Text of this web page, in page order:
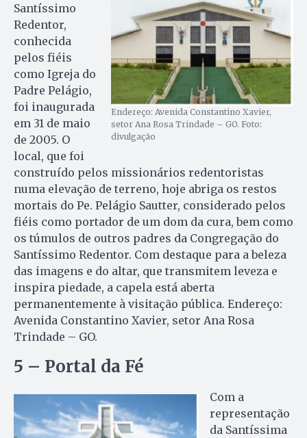
Endereço: Avenida Constantino Xavier,
setor Ana Rosa Trindade – GO. Foto:
divulgação
Santíssimo
Redentor,
conhecida
pelos fiéis
como Igreja do
Padre Pelágio,
foi inaugurada
em 31 de maio
de 2005. O
local, que foi
construído pelos missionários redentoristas
numa elevação de terreno, hoje abriga os restos
mortais do Pe. Pelágio Sautter, considerado pelos
fiéis como portador de um dom da cura, bem como
os túmulos de outros padres da Congregação do
Santíssimo Redentor. Com destaque para a beleza
das imagens e do altar, que transmitem leveza e
inspira piedade, a capela está aberta
permanentemente à visitação pública. Endereço:
Avenida Constantino Xavier, setor Ana Rosa
Trindade – GO.
5 – Portal da Fé
Com a
representação
da Santíssima